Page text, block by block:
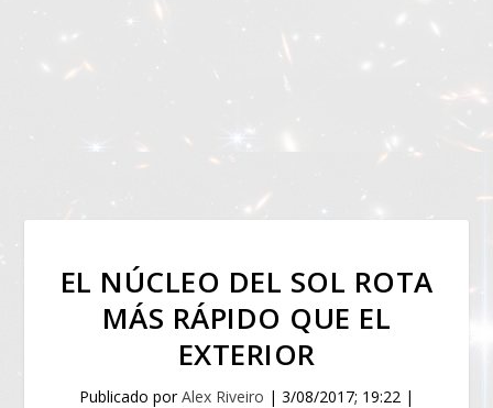
EL NÚCLEO DEL SOL ROTA
MÁS RÁPIDO QUE EL
EXTERIOR
Publicado porAlex Riveiro | 3/08/2017; 19:22 |